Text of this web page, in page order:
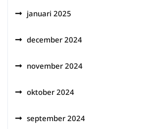
januari 2025
december 2024
november 2024
oktober 2024
september 2024